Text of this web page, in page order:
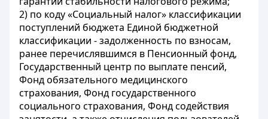
2) по коду «Социальный налог» классификации
поступлений бюджета Единой бюджетной
классификации - задолженность по взносам,
ранее перечислявшимся в Пенсионный фонд,
Государственный центр по выплате пенсий,
Фонд обязательного медицинского
страхования, Фонд государственного
социального страхования, Фонд содействия